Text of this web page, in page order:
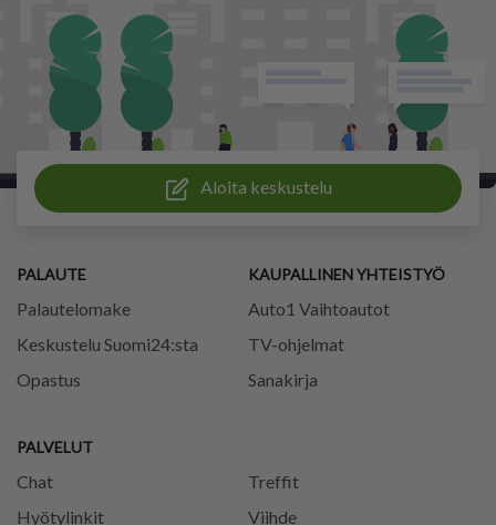
Aloita keskustelu
PALAUTE
Palautelomake
Keskustelu Suomi24:sta
Opastus
PALVELUT
Chat
Treffit
Hyötylinkit
Viihde
KAUPALLINEN YHTEISTYÖ
Auto1 Vaihtoautot
TV-ohjelmat
Sanakirja